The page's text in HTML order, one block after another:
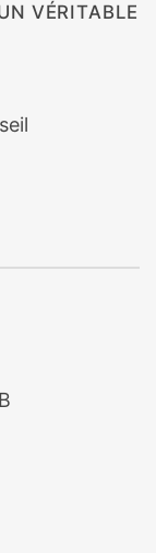
VÉRITABLE